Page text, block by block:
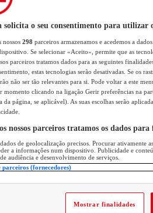
solicita o seu consentimento para utilizar
nossos 298 parceiros armazenamos e acedemos a
Se selecionar «Aceito», permite que as
parceiros tratamos dados para as seguintes
estas tecnologias serão desativadas. Se os
não ser tão relevantes para si. Pode voltar a este
momento clicando na ligação Gerir preferências na
da página, se aplicável). As suas escolhas serão
nossos parceiros tratamos os dados
de geolocalização precisos. Procurar ativamente
a informações num dispositivo. Publicidade e
audiência e desenvolvimento de serviços.
parceiros (fornecedores)
Mostrar finalidades